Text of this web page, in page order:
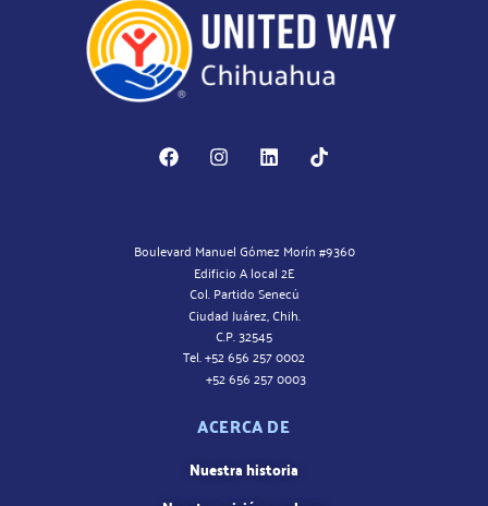
Boulevard Manuel Gómez Morín #9360
Edificio A local 2E
Col. Partido Senecú
Ciudad Juárez, Chih.
C.P. 32545
Tel. +52 656 257 0002
+52 656 257 0003
ACERCA DE
Nuestra historia